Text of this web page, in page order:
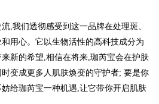
,我们透彻感受到这一品牌在处理斑、
用心。它以生物活性的高科技成分为
新的希望,相信在将来,珈芮宝会在护肤
变成更多人肌肤焕变的守护者; 要是你
给珈芮宝一种机遇,让它带你开启肌肤